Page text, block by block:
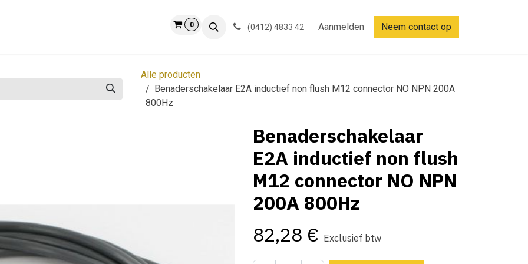
0 (0412) 4833 42 Aanmelden Neem contact op
Alle producten
Benaderschakelaar E2A inductief non flush M12 connector NO NPN 200A
800Hz
Benaderschakelaar
E2A inductief non flush
M12 connector NO NPN
200A 800Hz
82,28 € Exclusief btw